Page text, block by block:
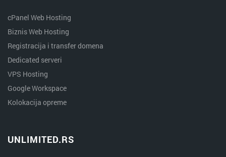
cPanel Web Hosting
Biznis Web Hosting
Registracija i transfer domena
Dedicated serveri
VPS Hosting
Google Workspace
Kolokacija opreme
UNLIMITED.RS